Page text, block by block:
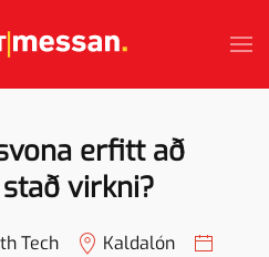
erfitt að
virkni?
Tech
Kaldalón